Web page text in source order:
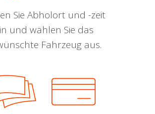
Sie Abholort und -zeit
und wählen Sie das
Fahrzeug aus.